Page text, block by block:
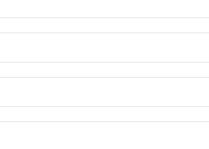
da sala operatoria), sia
all'intervento di un medico,
ad esempio prima di una
microorganismialla disinfezione